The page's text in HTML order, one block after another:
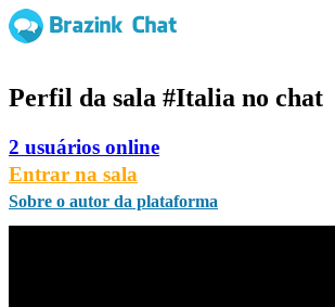
Perfil da sala #Italia no chat
2 usuários online
Entrar na sala
Sobre o autor da plataforma